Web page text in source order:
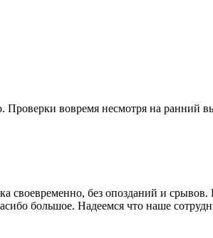
Проверки вовремя несмотря на ранний
своевременно, без опозданий и
большое. Надеемся что наше